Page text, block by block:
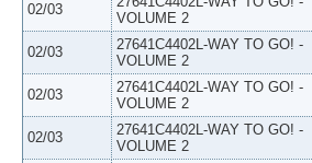
02/03
VOLUME 2
02/03
27641C4402L-WAY TO GO! -
VOLUME 2
02/03
27641C4402L-WAY TO GO! -
VOLUME 2
02/03
27641C4402L-WAY TO GO! -
VOLUME 2